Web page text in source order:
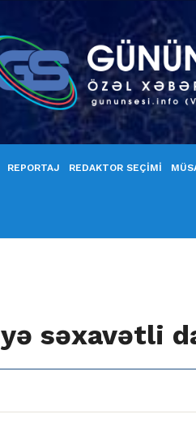
REPORTAJ REDAKTOR SEÇİMİ
səxavətli